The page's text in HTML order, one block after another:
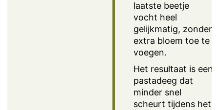
laatste beetje
vocht heel
gelijkmatig, zonder
extra bloem toe te
voegen.
Het resultaat is een
pastadeeg dat
minder snel
scheurt tijdens het